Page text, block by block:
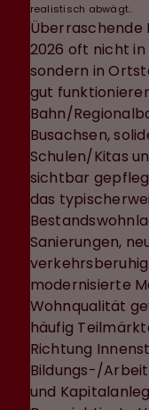
realistisch abwägt..
Überraschende
2026 oft nicht in
sondern in
gut
Bahn/
Busachsen,
Schulen/Kitas
sichtbar
das
Sanierungen,
modernisierte
Wohnqualität
häufig
Richtung
Bildungs-/
und